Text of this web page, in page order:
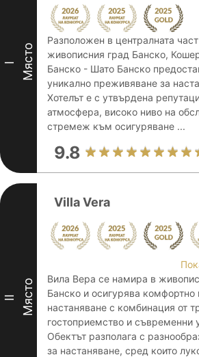
I Място
Разположен в централната
живописния град Банско,
Банско - Шато Банско
уникално преживяване за
Хотелът е с утвърдена
атмосфера, високо ниво на
стремеж към осигуряване ...
9.8
II Място
Villa Vera
Вила Вера се намира в
Банско и осигурява комфортно
настаняване с комбинация от
гостоприемство и съвременни
Обектът разполага с
за настаняване, сред които